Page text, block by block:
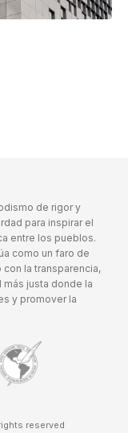
de rigor y
para inspirar el
entre los pueblos.
como un faro de
la transparencia,
justa donde la
y promover la
reserved